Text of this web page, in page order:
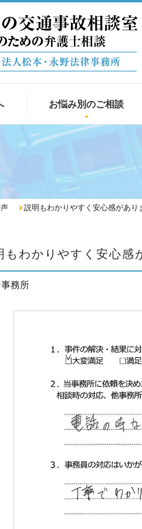
お悩み別のご相談
説明もわかりやすく安心感があり
もわかりやすく安心感
務所